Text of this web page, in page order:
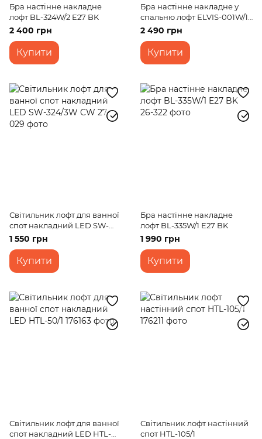
Бра настінне накладне
лофт BL-324W/2 E27 BK
2 400 грн
Купити
Бра настінне накладне у
спальню лофт ELVIS-001W/1
E27
2 490 грн
Купити
Світильник лофт для ванної
спот накладний LED SW-
324/3W CW
1 550 грн
Купити
Бра настінне накладне
лофт BL-335W/1 E27 BK
1 990 грн
Купити
Світильник лофт для ванної
спот накладний LED HTL-
Світильник лофт настінний
спот HTL-105/1